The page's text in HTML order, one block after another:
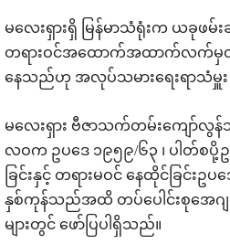
မလေးရှားရှိ မြန်မာသံရုံးက ယခုဖမ်
တရားဝင်အထောက်အထာက်လက်မှတ်မ
နေသည်ဟု အလုပ်သမားရေးရာသံမှူး
မလေးရှား ဗီဇာသက်တမ်းကျော်
လဝက ဥပဒေ ၁၉၅၉/၆၃ ၊ ပါတ်စပို့
ခြင်းနှင့် တရားမဝင် နေထိုင်ခြင်းဥ
နှစ်ကုန်သည်အထိ တပ်ပေါင်းစုအေဂ
များတွင် ဖော်ပြပါရှိသည်။